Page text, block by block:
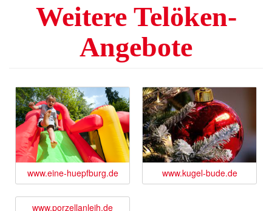
Weitere Telöken-
Angebote
www.eine-huepfburg.de www.kugel-bude.de
www.porzellanleih.de